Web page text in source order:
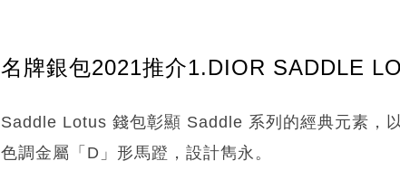
名牌銀包2021推介1.DIOR SADDLE
Saddle Lotus 錢包彰顯 Saddle 系列的經典元素，
色調金屬「D」形馬蹬，設計雋永。